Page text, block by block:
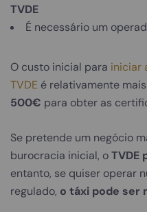
TVDE
É necessário um
O custo inicial para iniciar
TVDE é relativamente
500€ para obter as
Se pretende um negócio
burocracia inicial, oTVDE
entanto, se quiser operar
regulado, o táxi pode ser